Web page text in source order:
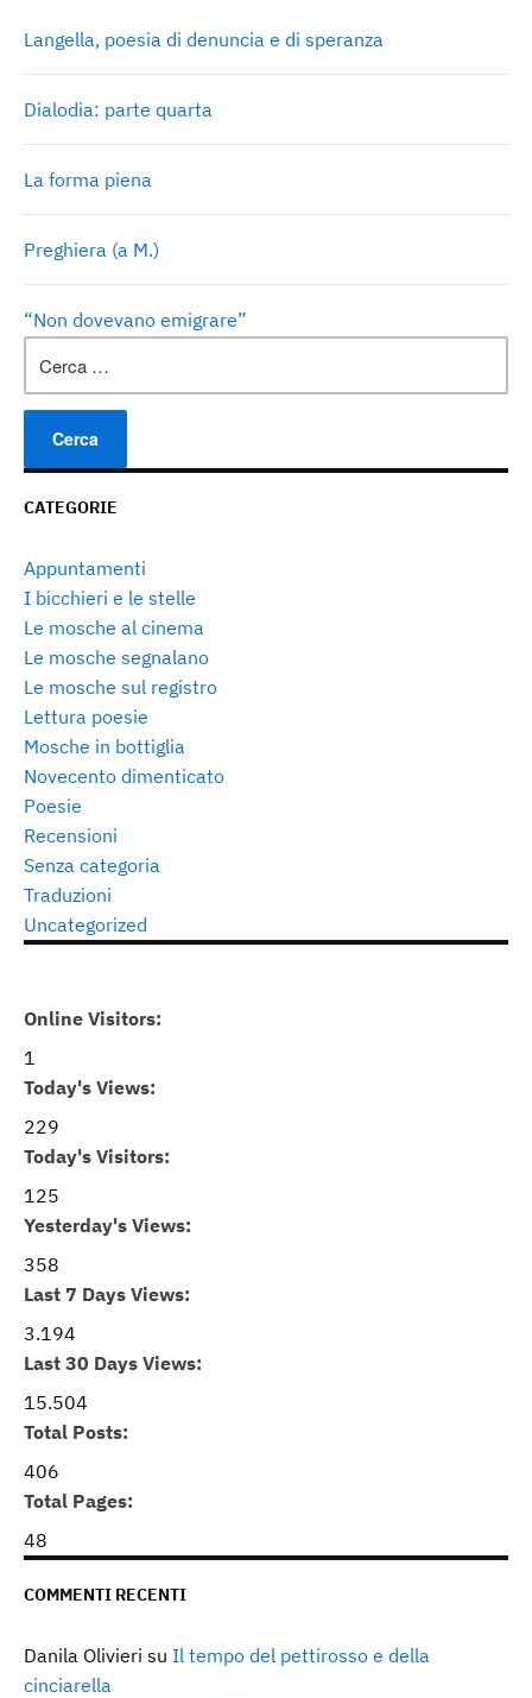
Langella, poesia di denuncia e di speranza
Dialodia: parte quarta
La forma piena
Preghiera (a M.)
“Non dovevano emigrare”
per:
CATEGORIE
Appuntamenti
I bicchieri e le stelle
Le mosche al cinema
Le mosche segnalano
Le mosche sul registro
Lettura poesie
Mosche in bottiglia
Novecento dimenticato
Poesie
Recensioni
Senza categoria
Traduzioni
Uncategorized
Online Visitors:
1
Today's Views:
229
Today's Visitors:
125
Yesterday's Views:
358
Last 7 Days Views:
3.194
Last 30 Days Views:
15.504
Total Posts:
406
Total Pages:
48
COMMENTI RECENTI
Danila Olivieri su Il tempo del pettirosso e della
cinciarella